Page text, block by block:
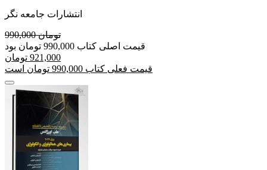
انتشارات جامعه نگر
990,000 تومان
قیمت اصلی کتاب 990,000 تومان بود
921,000 تومان
قیمت فعلی کتاب 990,000 تومان است